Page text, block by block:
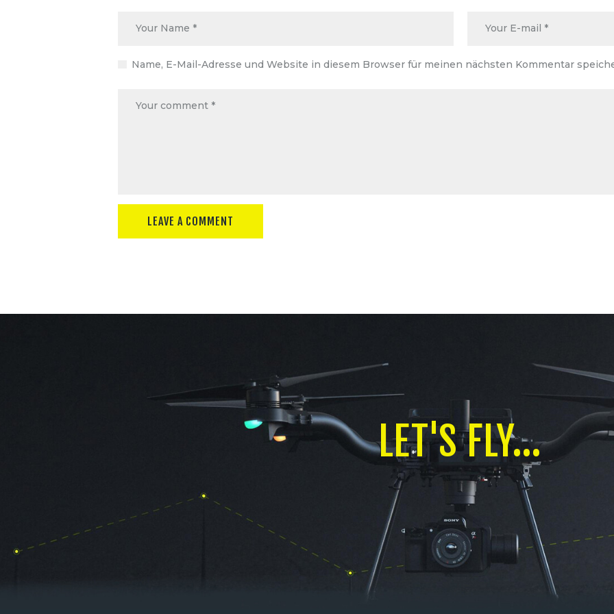
Name, E-Mail-Adresse und Website in diesem Browser für meinen nächsten Kommentar
LET'S FLY...